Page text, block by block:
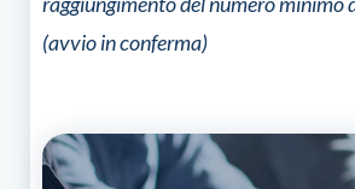
escavatori
(avvio in conferma)